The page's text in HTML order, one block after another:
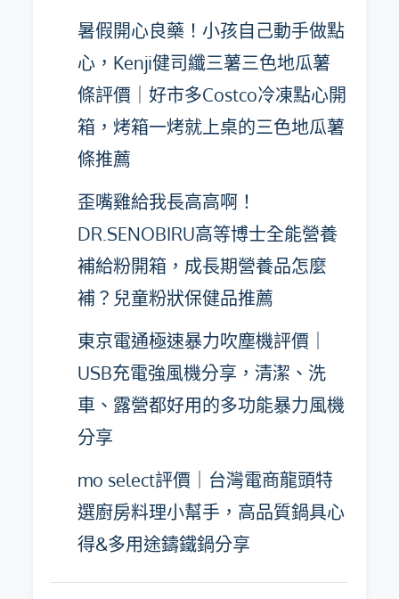
暑假開心良藥！小孩自己動手做點
心，Kenji健司纖三薯三色地瓜薯
條評價｜好市多Costco冷凍點心開
箱，烤箱一烤就上桌的三色地瓜薯
條推薦
歪嘴雞給我長高高啊！
DR.SENOBIRU高等博士全能營養
補給粉開箱，成長期營養品怎麼
補？兒童粉狀保健品推薦
東京電通極速暴力吹塵機評價｜
USB充電強風機分享，清潔、洗
車、露營都好用的多功能暴力風機
分享
mo select評價｜台灣電商龍頭特
選廚房料理小幫手，高品質鍋具心
得&多用途鑄鐵鍋分享